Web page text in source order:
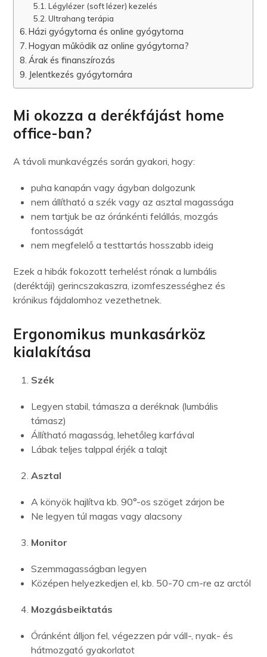
Légylézer (soft lézer) kezelés
Ultrahang terápia
Házi gyógytorna és online gyógytorna
Hogyan működik az online gyógytorna?
Árak és finanszírozás
Jelentkezés gyógytornára
Mi okozza a derékfájást home
office-ban?
A távoli munkavégzés során gyakori, hogy:
puha kanapán vagy ágyban dolgozunk
nem állítható a szék vagy az asztal magassága
nem tartjuk be az óránkénti felállás, mozgás
fontosságát
nem megfelelő a testtartás hosszabb ideig
Ezek a hibák fokozott terhelést rónak a lumbális
(deréktáji) gerincszakaszra, izomfeszességhez és
krónikus fájdalomhoz vezethetnek.
Ergonomikus munkasárköz
kialakítása
Szék
Legyen stabil, támasza a deréknak (lumbális
támasz)
Állítható magasság, lehetőleg karfával
Lábak teljes talppal érjék a talajt
Asztal
A könyök hajlítva kb. 90°-os szöget zárjon be
Ne legyen túl magas vagy alacsony
Monitor
Szemmagasságban legyen
Középen helyezkedjen el, kb. 50-70 cm-re az arctól
Mozgásbeiktatás
Óránként álljon fel, végezzen pár váll-, nyak- és
hátmozgató gyakorlatot